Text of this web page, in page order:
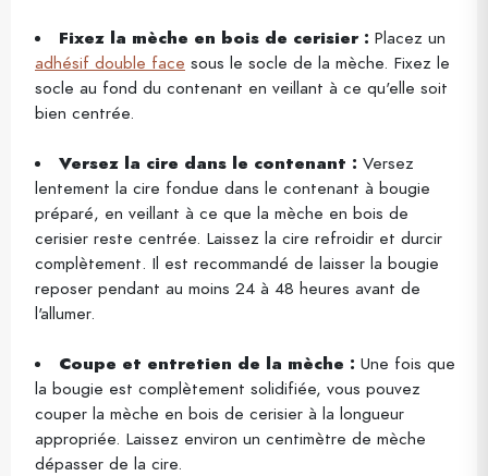
Fixez la mèche en bois de cerisier : Placez un
adhésif double face sous le socle de la mèche. Fixez le
socle au fond du contenant en veillant à ce qu'elle soit
bien centrée.
Versez la cire dans le contenant : Versez
lentement la cire fondue dans le contenant à bougie
préparé, en veillant à ce que la mèche en bois de
cerisier reste centrée. Laissez la cire refroidir et durcir
complètement. Il est recommandé de laisser la bougie
reposer pendant au moins 24 à 48 heures avant de
l'allumer.
Coupe et entretien de la mèche : Une fois que
la bougie est complètement solidifiée, vous pouvez
couper la mèche en bois de cerisier à la longueur
appropriée. Laissez environ un centimètre de mèche
dépasser de la cire.